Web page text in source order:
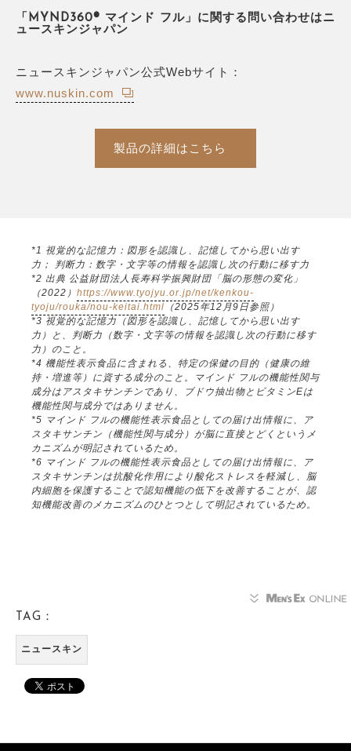
「MYND360® マインド フル」に関する問い合わせはニ
ュースキンジャパン
ニュースキンジャパン公式Webサイト：
www.nuskin.com
製品の詳細はこちら
*1 視覚的な記憶力：図形を認識し、記憶してから思い出す
力； 判断力：数字・文字等の情報を認識し次の行動に移す力
*2 出典 公益財団法人長寿科学振興財団「脳の形態の変化」
（2022） https://www.tyojyu.or.jp/net/kenkou-
tyoju/rouka/nou-keitai.html （2025年12月9日参照）
*3 視覚的な記憶力（図形を認識し、記憶してから思い出す
力）と、判断力（数字・文字等の情報を認識し次の行動に移す
力）のこと。
*4 機能性表示食品に含まれる、特定の保健の目的（健康の維
持・増進等）に資する成分のこと。マインド フルの機能性関与
成分はアスタキサンチンであり、ブドウ抽出物とビタミンEは
機能性関与成分ではありません。
*5 マインド フルの機能性表示食品としての届け出情報に、ア
スタキサンチン（機能性関与成分）が脳に直接とどくというメ
カニズムが明記されているため。
*6 マインド フルの機能性表示食品としての届け出情報に、ア
スタキサンチンは抗酸化作用により酸化ストレスを軽減し、脳
内細胞を保護することで認知機能の低下を改善することが、認
知機能改善のメカニズムのひとつとして明記されているため。
TAG：
ニュースキン